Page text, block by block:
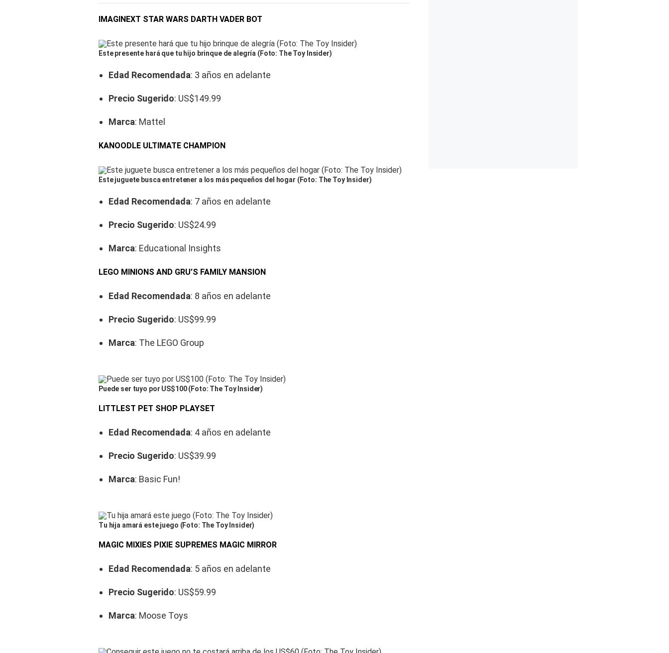
IMAGINEXT STAR WARS DARTH VADER BOT
Este presente hará que tu hijo brinque de alegría (Foto: The Toy Insider)
Edad Recomendada: 3 años en adelante
Precio Sugerido: US$149.99
Marca: Mattel
KANOODLE ULTIMATE CHAMPION
Este juguete busca entretener a los más pequeños del hogar (Foto: The Toy Insider)
Edad Recomendada: 7 años en adelante
Precio Sugerido: US$24.99
Marca: Educational Insights
LEGO MINIONS AND GRU’S FAMILY MANSION
Edad Recomendada: 8 años en adelante
Precio Sugerido: US$99.99
Marca: The LEGO Group
Puede ser tuyo por US$100 (Foto: The Toy Insider)
LITTLEST PET SHOP PLAYSET
Edad Recomendada: 4 años en adelante
Precio Sugerido: US$39.99
Marca: Basic Fun!
Tu hija amará este juego (Foto: The Toy Insider)
MAGIC MIXIES PIXIE SUPREMES MAGIC MIRROR
Edad Recomendada: 5 años en adelante
Precio Sugerido: US$59.99
Marca: Moose Toys